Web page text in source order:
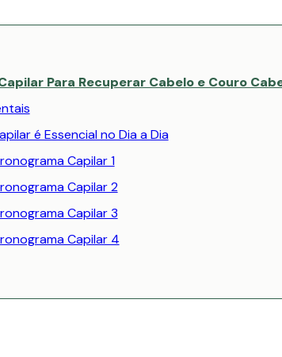
Para Recuperar Cabelo e Couro
é Essencial no Dia a Dia
Capilar 1
Capilar 2
Capilar 3
Capilar 4